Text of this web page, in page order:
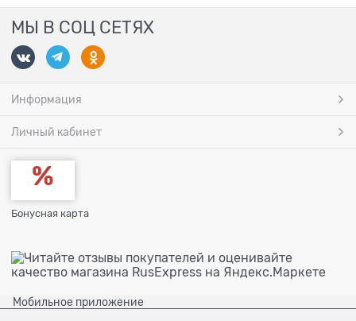
МЫ В СОЦ СЕТЯХ
Информация
Личный кабинет
Бонусная карта
Мобильное приложение